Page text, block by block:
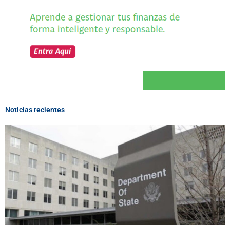
Noticias recientes